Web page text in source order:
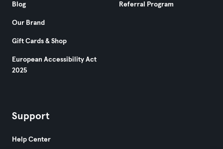
Blog
Our Brand
Gift Cards & Shop
European Accessibility Act
2025
Referral Program
Support
Help Center